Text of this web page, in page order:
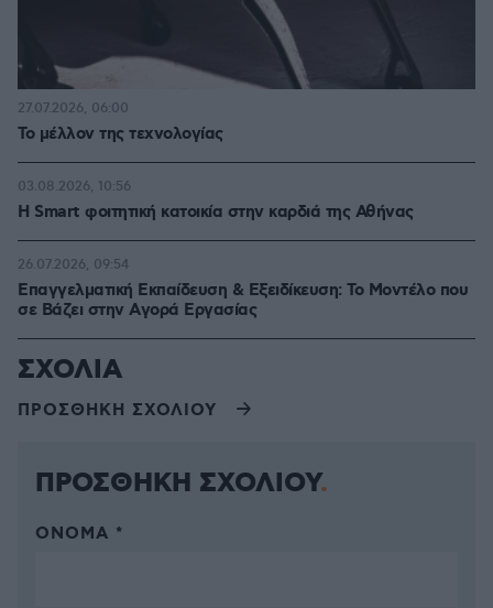
Το μέλλον της τεχνολογίας
27.07.2026, 06:00
Η Smart φοιτητική κατοικία στην καρδιά της Αθήνας
03.08.2026, 10:56
Επαγγελματική Εκπαίδευση & Εξειδίκευση: Το Mοντέλο που
σε Bάζει στην Aγορά Eργασίας
26.07.2026, 09:54
ΣΧΟΛΙΑ
ΠΡΟΣΘΗΚΗ ΣΧΟΛΙΟΥ
ΠΡΟΣΘΗΚΗ ΣΧΟΛΙΟΥ
ΌΝΟΜΑ *